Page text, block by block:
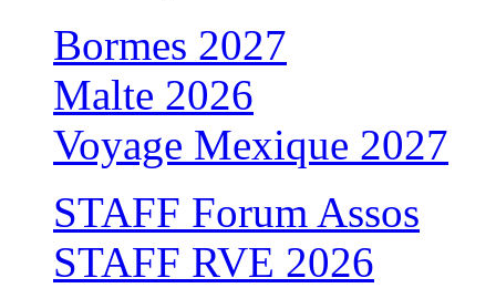
Bormes 2027
Malte 2026
Voyage Mexique 2027
STAFF Forum Assos
STAFF RVE 2026